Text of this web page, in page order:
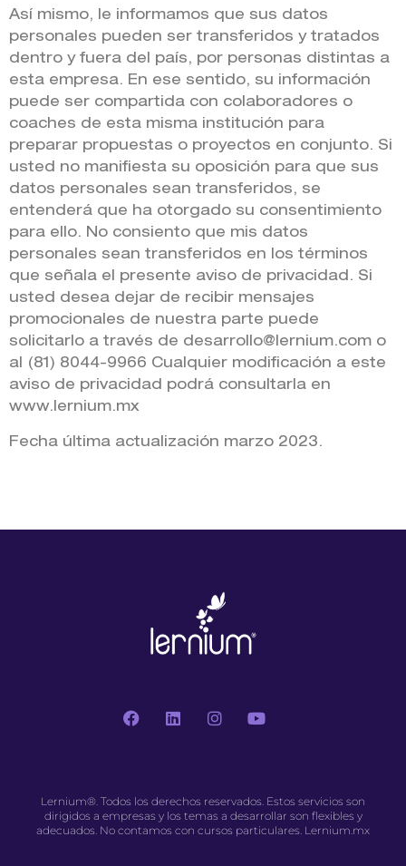
Así mismo, le informamos que sus datos
personales pueden ser transferidos y tratados
dentro y fuera del país, por personas distintas a
esta empresa. En ese sentido, su información
puede ser compartida con colaboradores o
coaches de esta misma institución para
preparar propuestas o proyectos en conjunto. Si
usted no manifiesta su oposición para que sus
datos personales sean transferidos, se
entenderá que ha otorgado su consentimiento
para ello. No consiento que mis datos
personales sean transferidos en los términos
que señala el presente aviso de privacidad. Si
usted desea dejar de recibir mensajes
promocionales de nuestra parte puede
solicitarlo a través de desarrollo@lernium.com o
al (81) 8044-9966 Cualquier modificación a este
aviso de privacidad podrá consultarla en
www.lernium.mx
Fecha última actualización marzo 2023.
Lernium®. Todos los derechos reservados. Estos servicios son
dirigidos a empresas y los temas a desarrollar son flexibles y
adecuados. No contamos con cursos particulares. Lernium.mx